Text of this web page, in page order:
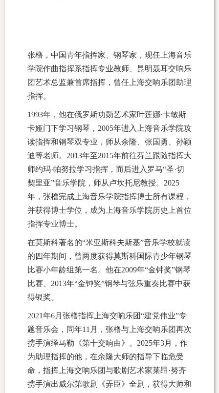
张橹，中国青年指挥家、钢琴家，现任上海音乐
学院作曲指挥系指挥专业教师、昆明聂耳交响乐
团艺术总监兼首席指挥，曾任上海交响乐团助理
指挥。
1993年，他在俄罗斯功勋艺术家叶莲娜·卡敏斯
卡娅门下学习钢琴，2005年进入上海音乐学院攻
读指挥和钢琴双专业，师从余隆、张国勇、孙颖
迪等老师。2013年至2015年前往芬兰跟随指挥大
师约玛·帕努拉学习指挥，而后进入罗马“圣·切
契里亚”音乐学院，师从卢坎托尼教授。2025
年，张橹完成上海音乐学院指挥博士所有课程，
并获得博士学位，成为上海音乐学院历史上首位
指挥专业博士。
在莫斯科著名的“米亚斯科夫斯基”音乐学校就读
的四年期间，曾两度获得莫斯科国际青少年钢琴
比赛小年龄组第一名。他在2009年“金钟奖”钢琴
比赛、2013年“金钟奖”钢琴与弦乐重奏比赛中获
得银奖。
2021年6月张橹指挥上海交响乐团“建党伟业”专
题音乐会，同年11月，张橹与上海交响乐团再次
携手演绎马勒《第十交响曲》。2025年3月，作
为助理指挥的他，在余隆大师的指导下临危受
命，指挥上海交响乐团与歌剧艺术家莱昂·努齐
携手演出威尔第歌剧《弄臣》全剧，获得大师和